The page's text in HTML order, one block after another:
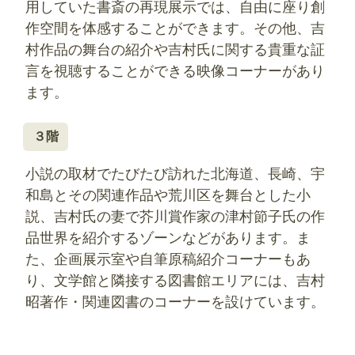
用していた書斎の再現展示では、自由に座り創
作空間を体感することができます。その他、吉
村作品の舞台の紹介や吉村氏に関する貴重な証
言を視聴することができる映像コーナーがあり
ます。
３階
小説の取材でたびたび訪れた北海道、長崎、宇
和島とその関連作品や荒川区を舞台とした小
説、吉村氏の妻で芥川賞作家の津村節子氏の作
品世界を紹介するゾーンなどがあります。ま
た、企画展示室や自筆原稿紹介コーナーもあ
り、文学館と隣接する図書館エリアには、吉村
昭著作・関連図書のコーナーを設けています。